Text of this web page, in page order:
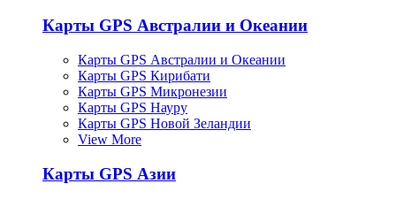
Карты GPS Австралии и Океании
Карты GPS Австралии и Океании
Карты GPS Кирибати
Карты GPS Микронезии
Карты GPS Науру
Карты GPS Новой Зеландии
View More
Карты GPS Азии